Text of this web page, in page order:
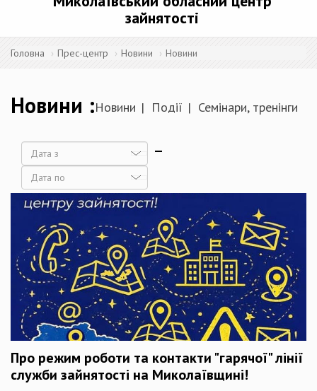
зайнятості
Головна Прес-центр Новини Новини
Новини Новини Події Семінари, тренінги
Дата
Дата
Про режим роботи та контакти "гарячої" лінії
служби зайнятості на Миколаївщині!